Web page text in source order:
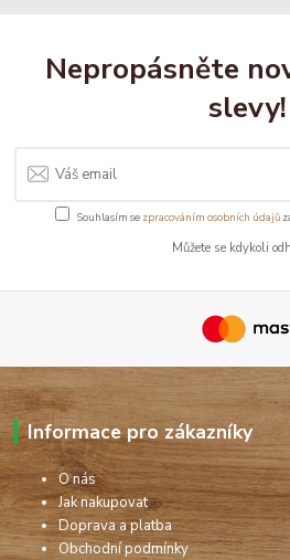
Nepropásněte
slevy!
Souhlasím se zpracováním osobních údajů
Můžete se kdykoli
Informace pro zákazníky
O nás
Jak nakupovat
Doprava a platba
Obchodní podmínky